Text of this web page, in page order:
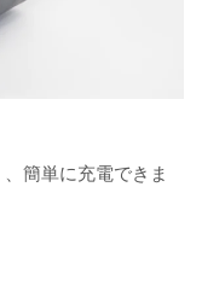
簡単に充電できま